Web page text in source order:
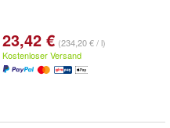
23,42 € (234,20 € / l)
Kostenloser Versand